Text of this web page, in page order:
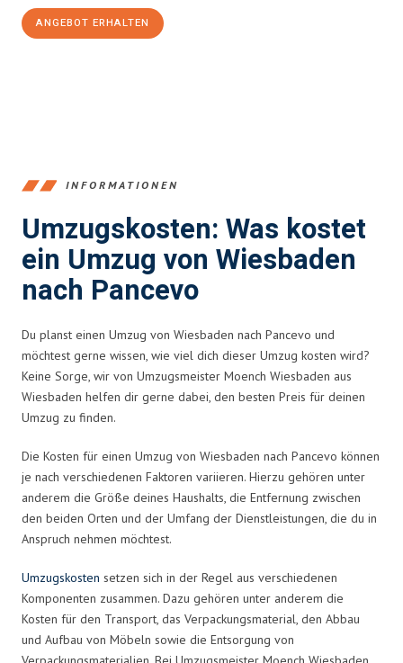
ANGEBOT ERHALTEN
INFORMATIONEN
Umzugskosten: Was kostet
ein Umzug von Wiesbaden
nach Pancevo
Du planst einen Umzug von Wiesbaden nach Pancevo und
möchtest gerne wissen, wie viel dich dieser Umzug kosten wird?
Keine Sorge, wir von Umzugsmeister Moench Wiesbaden aus
Wiesbaden helfen dir gerne dabei, den besten Preis für deinen
Umzug zu finden.
Die Kosten für einen Umzug von Wiesbaden nach Pancevo können
je nach verschiedenen Faktoren variieren. Hierzu gehören unter
anderem die Größe deines Haushalts, die Entfernung zwischen
den beiden Orten und der Umfang der Dienstleistungen, die du in
Anspruch nehmen möchtest.
Umzugskosten setzen sich in der Regel aus verschiedenen
Komponenten zusammen. Dazu gehören unter anderem die
Kosten für den Transport, das Verpackungsmaterial, den Abbau
und Aufbau von Möbeln sowie die Entsorgung von